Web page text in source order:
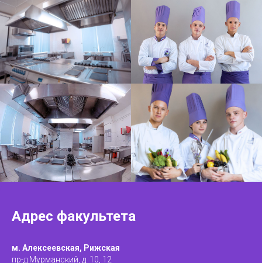
Адрес факультета
м. Алексеевская, Рижская
пр-д Мурманский, д. 10, 12